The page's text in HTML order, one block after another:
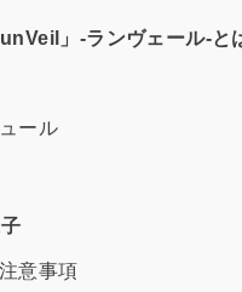
」-ランヴェール-と
ール
意事項